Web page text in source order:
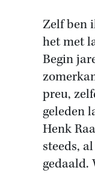
Zelf ben
het met
Begin
preu,
geleden
Henk
steeds,
gedaald.